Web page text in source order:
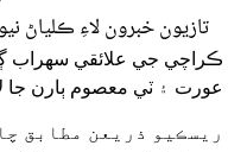
تازيون خبرون لاءِ ڪلياڻ
ڪراچي جي علائقي سهراب
عورت ۽ ٽي معصوم ٻارن جا
ريسڪيو ذريعن مطابق